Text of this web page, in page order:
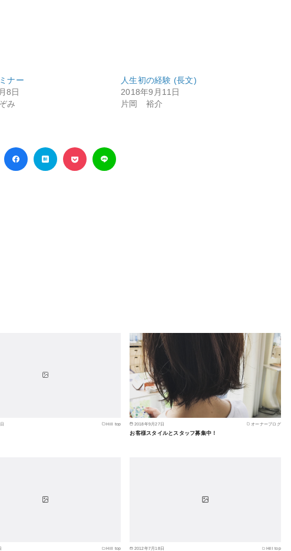
ナー
8日
み
人生初の経験 (長文)
2018年9月11日
片岡 裕介
Hill top 2018年9月27日 オーナーブログ
お客様スタイルとスタッフ募集中！
Hill top 2012年7月18日 Hill top